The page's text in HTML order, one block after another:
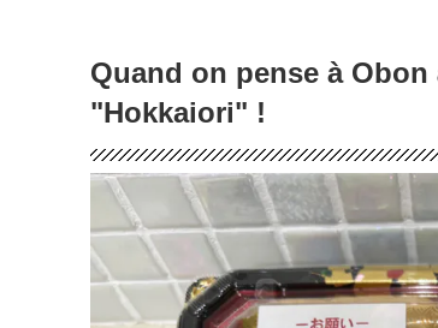
Quand on pense à
"Hokkaiori" !